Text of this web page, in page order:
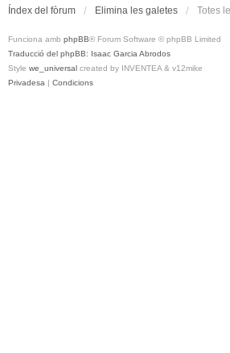
Índex del fòrum Elimina les galetes Totes
Funciona amb phpBB® Forum Software © phpBB Limited
Traducció del phpBB: Isaac Garcia Abrodos
Style we_universal created by INVENTEA & v12mike
Privadesa | Condicions